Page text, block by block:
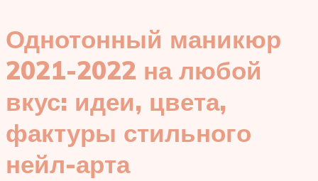
Однотонный маникюр
2021-2022 на любой
вкус: идеи, цвета,
фактуры стильного
нейл-арта